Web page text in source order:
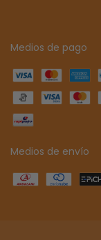
Medios de pago
Medios de envío